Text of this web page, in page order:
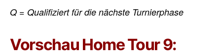
Q = Qualifiziert für die nächste Turnierphase
Vorschau Home Tour 9: